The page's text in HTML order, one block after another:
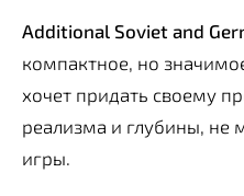
Additional Soviet and
компактное, но
хочет придать своему
реализма и глубины, не
игры.